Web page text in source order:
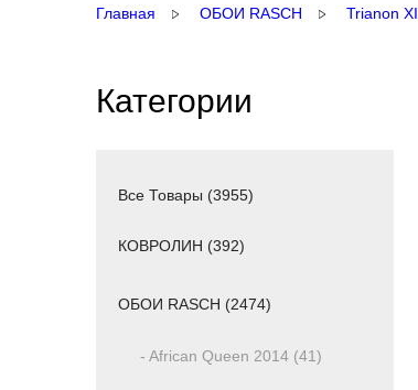
купите его у нас со склада или под заказ
Главная ОБОИ RASCH Trianon XI
Категории
Все Товары (3955)
КОВРОЛИН (392)
ОБОИ RASCH (2474)
- African Queen 2014 (41)